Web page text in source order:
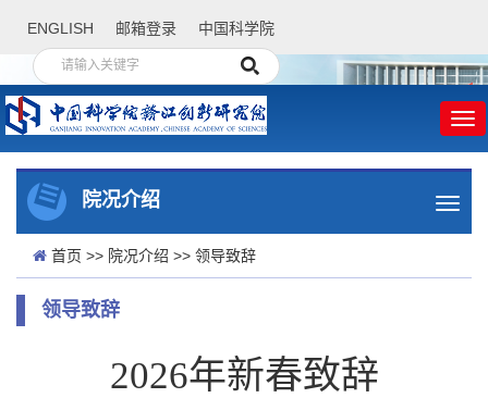
ENGLISH 邮箱登录 中国科学院
院况介绍
首页 >> 院况介绍 >> 领导致辞
领导致辞
2026年新春致辞